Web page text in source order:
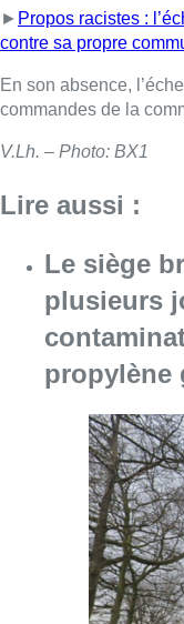
► Propos racistes :
contre sa propre
En son absence,
commandes de la
V.Lh. – Photo: BX1
Lire aussi :
Le siège
plusieurs
propylène